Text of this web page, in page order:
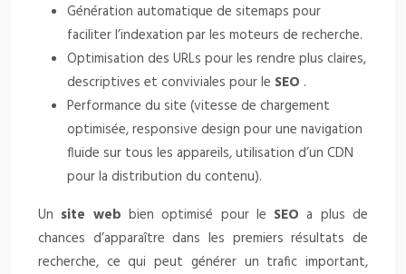
Génération automatique de sitemaps pour
faciliter l’indexation par les moteurs de recherche.
Optimisation des URLs pour les rendre plus claires,
descriptives et conviviales pour le SEO .
Performance du site (vitesse de chargement
optimisée, responsive design pour une navigation
fluide sur tous les appareils, utilisation d’un CDN
pour la distribution du contenu).
Un site web bien optimisé pour le SEOa plus de
chances d’apparaître dans les premiers résultats de
recherche, ce qui peut générer un trafic important,